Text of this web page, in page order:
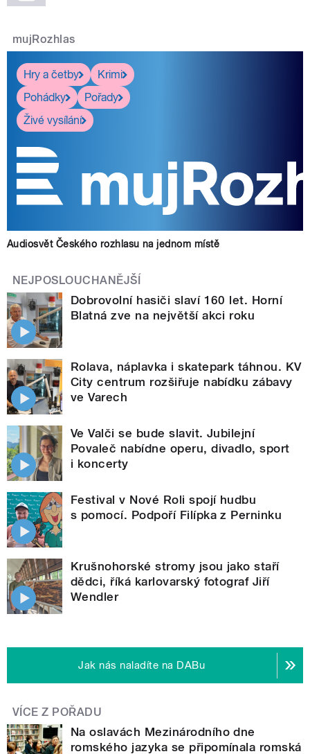
mujRozhlas
Hry a četby
Krimi
Pohádky
Pořady
Živé vysílání
Audiosvět Českého rozhlasu na jednom místě
NEJPOSLOUCHANĚJŠÍ
Dobrovolní hasiči slaví 160 let. Horní
Blatná zve na největší akci roku
Rolava, náplavka i skatepark táhnou. KV
City centrum rozšiřuje nabídku zábavy
ve Varech
Ve Valči se bude slavit. Jubilejní
Povaleč nabídne operu, divadlo, sport
i koncerty
Festival v Nové Roli spojí hudbu
s pomocí. Podpoří Filípka z Perninku
Krušnohorské stromy jsou jako staří
dědci, říká karlovarský fotograf Jiří
Wendler
Jak nás naladíte na DABu
VÍCE Z POŘADU
Na oslavách Mezinárodního dne
romského jazyka se připomínala romská